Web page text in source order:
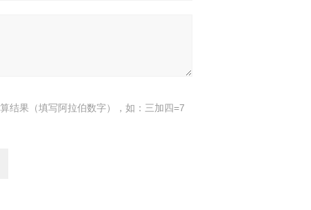
结果（填写阿拉伯数字），如：三加四=7